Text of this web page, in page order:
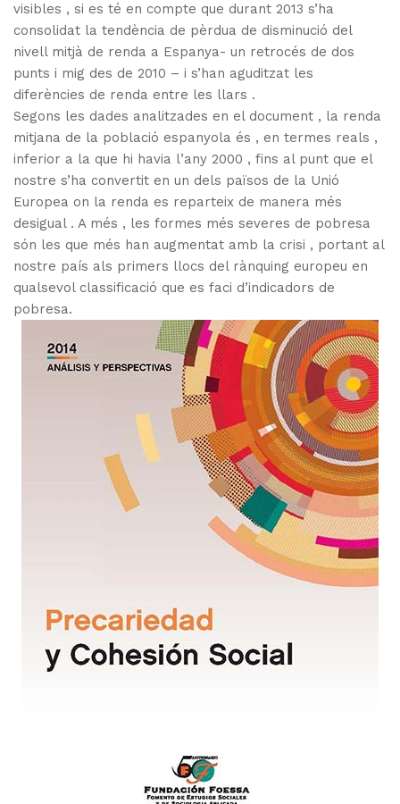
visibles , si es té en compte que durant 2013 s’ha
consolidat la tendència de pèrdua de disminució del
nivell mitjà de renda a Espanya- un retrocés de dos
punts i mig des de 2010 – i s’han aguditzat les
diferències de renda entre les llars .
Segons les dades analitzades en el document , la renda
mitjana de la població espanyola és , en termes reals ,
inferior a la que hi havia l’any 2000 , fins al punt que el
nostre s’ha convertit en un dels països de la Unió
Europea on la renda es reparteix de manera més
desigual . A més , les formes més severes de pobresa
són les que més han augmentat amb la crisi , portant al
nostre país als primers llocs del rànquing europeu en
qualsevol classificació que es faci d’indicadors de
pobresa.